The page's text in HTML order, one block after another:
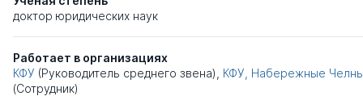
доктор юридических наук
Работает в организациях
КФУ (Руководитель среднего звена), КФУ, Набережные
(Сотрудник)